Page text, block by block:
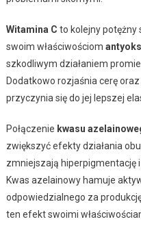
Witamina C to kolejny potężny
swoim właściwościom
szkodliwym działaniem
Dodatkowo rozjaśnia cerę
przyczynia się do jej lepszej
Połączenie kwasu
zwiększyć efekty działania
zmniejszają hiperpigmentację
Kwas azelainowy hamuje
odpowiedzialnego za
ten efekt swoimi